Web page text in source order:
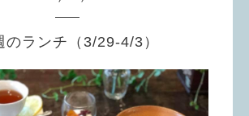
のランチ（3/29-4/3）